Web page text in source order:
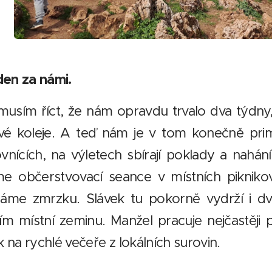
za námi.
říct, že nám opravdu trvalo dva
koleje. A teď nám je v tom konečně
na výletech sbírají poklady a
občerstvovací seance v místních
zmrzku. Slávek tu pokorně vydrží i
místní zeminu. Manžel pracuje nejčastěji
na rychlé večeře z lokálních surovin.